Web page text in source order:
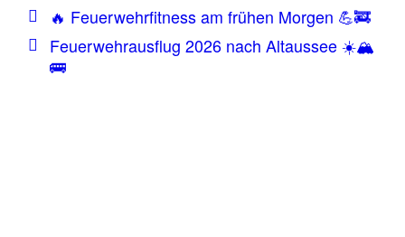
🔥 Feuerwehrfitness am frühen Morgen 💪🚒
Feuerwehrausflug 2026 nach Altaussee ☀️🏔️
🚌